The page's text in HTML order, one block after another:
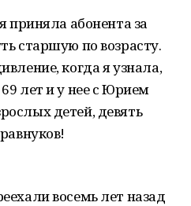
приняла абонента за
старшую по возрасту.
когда я узнала,
лет и у нее с Юрием
детей, девять
восемь лет назад